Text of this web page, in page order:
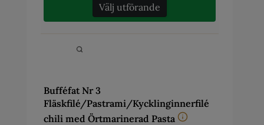
Välj utförande
Bufféfat Nr 3
Fläskfilé/Pastrami/Kycklinginnerfilé
chili med Örtmarinerad Pasta